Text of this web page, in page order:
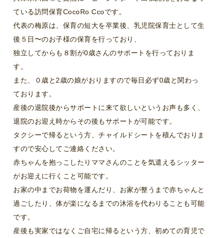
ている訪問保育CocoRo Ccoです。
代表の梅原は、保育の短大を卒業後、乳児院保育士として生
後５日〜のお子様の保育を行っており、
独立してからも８割が0歳さんのサポートを行っておりま
す。
また、０歳と2歳の娘がおりますので毎日必ず0歳と関わっ
ております。
産後の退院後からサポートに来て欲しいというお声も多く、
退院のお迎え時からその後もサポートが可能です。
タクシーで帰るという方、チャイルドシートを積んでおりま
すので安心してご連絡ください。
赤ちゃんを抱っこしたりママさんのことを気遣えるシッター
がお迎えに行くこと可能です。
お家の中までお荷物を運んだり、お家が整うまで赤ちゃんと
過ごしたり、体が楽になるまでの沐浴を代わりることも可能
です。
産後も実家ではなくご自宅に帰るという方、初めての育児で